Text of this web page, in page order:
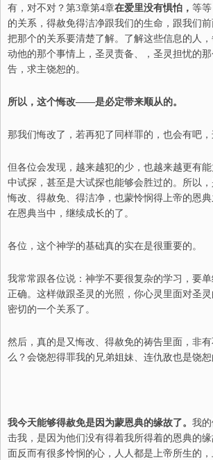
有，对不对？第3章第4章在爱里没有惧怕， 等
的关系，得赦免得洁净跟我们的生命，跟我们前
把那个的关系要清楚了解。了解这些信息的人
动他的那个事情上，圣灵责备、，圣灵担忧的
告，求主饶恕的。
所以，这个悔改——是必定带来顺从的。
那我们悔改了，若再犯了同样罪的，也会有吧，
但各位会发现，越来越犯的少，也越来越更有能
中试探，甚至是大试探也能够会胜过的。所以，
悔改、得赦免、得洁净，也蒙怜悯得上帝的恩
在恩典当中，继续成长的了。
各位，这个神学的基础真的实在是很重要的。
我常常跟各位说：神学不要很复杂的学习，要
正确。这样做跟圣灵的光照，你心灵里面对圣
密切的一个关系了。
然后，真的是又悔改、得赦免的祷告里面，非
么？会饶恕得罪我的兄弟姐妹、连仇敌也是饶恕
我今天能够得赦免是因为蒙恩典的缘故了。 我
击我，是因为他们没有得着我所得着的恩典的
面反而有很多怜悯的心，人人都是上帝所生的